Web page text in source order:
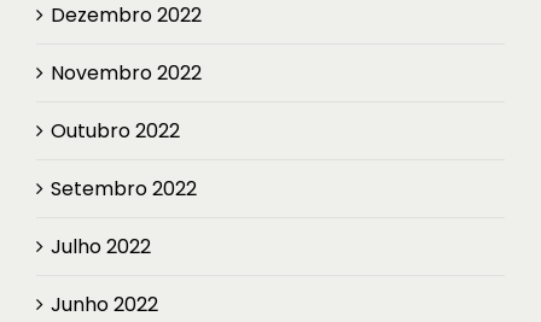
Dezembro 2022
Novembro 2022
Outubro 2022
Setembro 2022
Julho 2022
Junho 2022